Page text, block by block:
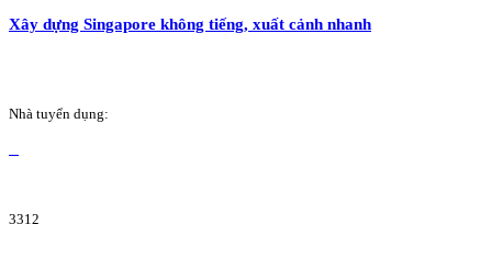
Xây dựng Singapore không tiếng, xuất cảnh nhanh
Nhà tuyển dụng:
3312